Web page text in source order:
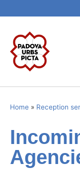
Home » Reception